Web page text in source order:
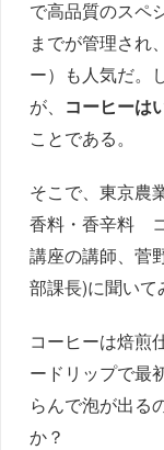
で高品質のスペ
までが管理され
ー）も人気だ。
が、 コーヒーは
ことである。
そこで、東京農
香料・香辛料
講座の講師、菅
部課長)に聞いて
コーヒーは焙煎
ードリップで最
らんで泡が出る
か？